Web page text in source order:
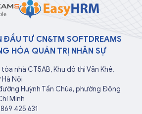
ĐẦU TƯ CN&TM SOFTDREAMS
HÓA QUẢN TRỊ NHÂN SỰ
tòa nhà CT5AB, Khu đô thị Văn Khê,
Hà Nội
Huỳnh Tấn Chùa, phường Đông
Minh
425 631